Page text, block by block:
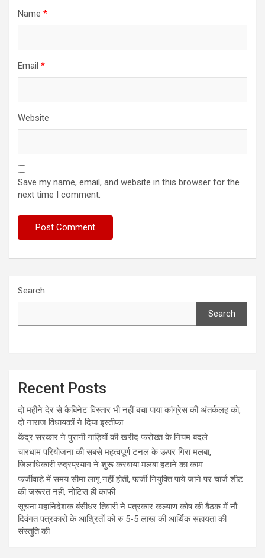
Name *
Email *
Website
Save my name, email, and website in this browser for the
next time I comment.
Search
Search
Recent Posts
दो महीने देर से कैबिनेट विस्तार भी नहीं बचा पाया कांग्रेस की अंतर्कलह को,
दो नाराज विधायकों ने दिया इस्तीफा
केंद्र सरकार ने पुरानी गाड़ियों की खरीद फरोख्त के नियम बदले
चारधाम परियोजना की सबसे महत्वपूर्ण टनल के ऊपर गिरा मलबा,
जिलाधिकारी रुद्रप्रयाग ने शुरू करवाया मलबा हटाने का काम
फर्जीवाड़े में समय सीमा लागू नहीं होती, फर्जी नियुक्ति पाये जाने पर चार्ज शीट
की जरूरत नहीं, नोटिस ही काफी
सूचना महानिदेशक बंसीधर तिवारी ने पत्रकार कल्याण कोष की बैठक में नौ
दिवंगत पत्रकारों के आश्रितों को रु 5-5 लाख की आर्थिक सहायता की
संस्तुति की